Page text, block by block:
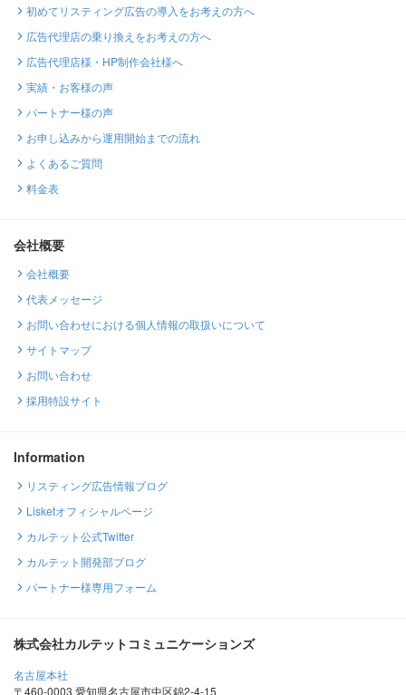
初めてリスティング広告の導入をお考えの方へ
広告代理店の乗り換えをお考えの方へ
広告代理店様・HP制作会社様へ
実績・お客様の声
パートナー様の声
お申し込みから運用開始までの流れ
よくあるご質問
料金表
会社概要
会社概要
代表メッセージ
お問い合わせにおける個人情報の取扱いについて
サイトマップ
お問い合わせ
採用特設サイト
Information
リスティング広告情報ブログ
Lisketオフィシャルページ
カルテット公式Twitter
カルテット開発部ブログ
パートナー様専用フォーム
株式会社カルテットコミュニケーションズ
名古屋本社
〒460-0003 愛知県名古屋市中区錦2-4-15